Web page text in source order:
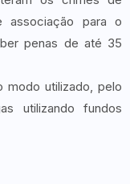
associação para o
penas de até 35
modo utilizado, pelo
utilizando fundos